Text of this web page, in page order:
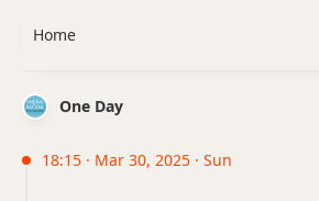
One Day
18:15 · Mar 30, 2025 · Sun
Home